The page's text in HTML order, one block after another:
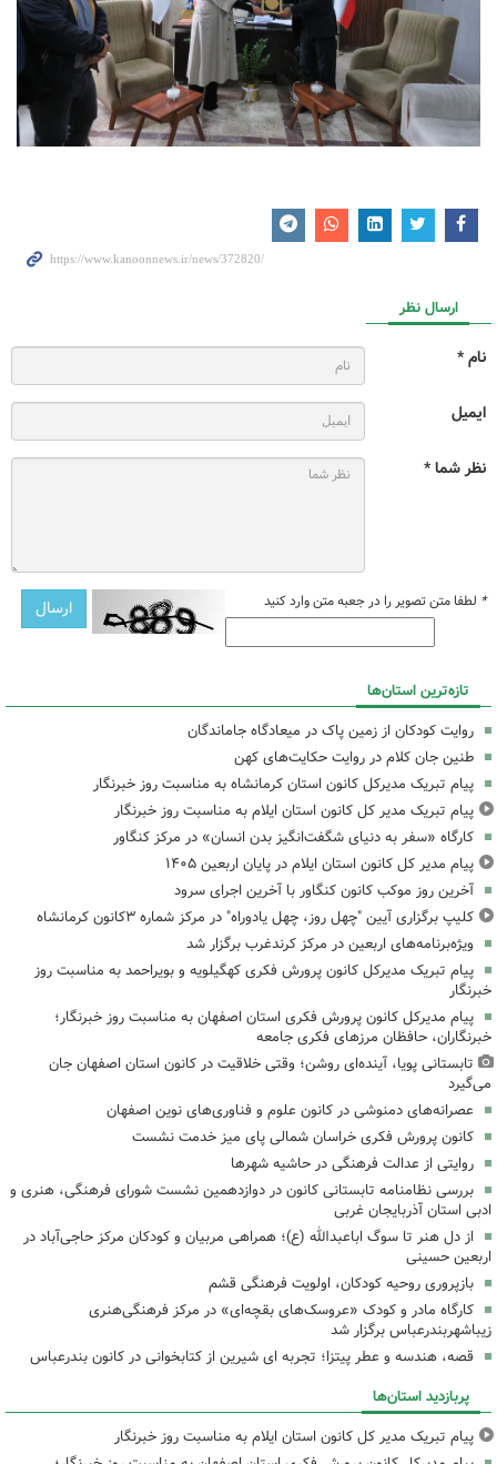
ارسال نظر
نام *
ایمیل
نظر شما *
* لطفا متن تصویر را در جعبه متن وارد کنید
تازه‌ترین استان‌ها
روایت کودکان از زمین پاک در میعادگاه جاماندگان
طنین جان کلام در روایت حکایت‌های کهن
پیام تبریک مدیرکل کانون استان کرمانشاه به مناسبت روز خبرنگار
پیام تبریک مدیر کل کانون استان ایلام به مناسبت روز خبرنگار
کارگاه «سفر به دنیای شگفت‌انگیز بدن انسان» در مرکز کنگاور
پیام مدیر کل کانون استان ایلام در پایان اربعین ۱۴۰۵
آخرین روز موکب کانون کنگاور با آخرین اجرای سرود
کلیپ برگزاری آیین "چهل روز، چهل یادوراه" در مرکز شماره ۳کانون کرمانشاه
ویژه‌برنامه‌های اربعین در مرکز کرندغرب برگزار شد
پیام تبریک مدیرکل کانون پرورش فکری کهگیلویه و بویراحمد به مناسبت روز
خبرنگار
پیام مدیرکل کانون پرورش فکری استان اصفهان به مناسبت روز خبرنگار؛
خبرنگاران، حافظان مرزهای فکری جامعه
تابستانی پویا، آینده‌ای روشن؛ وقتی خلاقیت در کانون استان اصفهان جان
می‌گیرد
عصرانه‌های دمنوشی در کانون علوم و فناوری‌های نوین اصفهان
کانون پرورش فکری خراسان شمالی پای میز خدمت نشست
روایتی از عدالت فرهنگی در حاشیه شهرها
بررسی نظامنامه تابستانی کانون در دوازدهمین نشست شورای فرهنگی، هنری و
ادبی استان آذربایجان غربی
از دل هنر تا سوگ اباعبدالله (ع)؛ همراهی مربیان و کودکان مرکز حاجی‌آباد در
اربعین حسینی
بازپروری روحیه کودکان، اولویت فرهنگی قشم
کارگاه مادر و کودک «عروسک‌های بقچه‌ای» در مرکز فرهنگی‌هنری
زیباشهربندرعباس برگزار شد
قصه، هندسه و عطر پیتزا؛ تجربه ای شیرین از کتابخوانی در کانون بندرعباس
پربازدید استان‌ها
پیام تبریک مدیر کل کانون استان ایلام به مناسبت روز خبرنگار